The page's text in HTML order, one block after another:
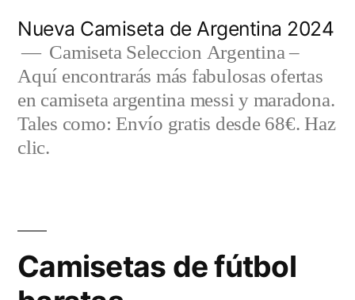
contenido
Nueva Camiseta de Argentina 2024
Camiseta Seleccion Argentina –
Aquí encontrarás más fabulosas ofertas
en camiseta argentina messi y maradona.
Tales como: Envío gratis desde 68€. Haz
clic.
Camisetas de fútbol